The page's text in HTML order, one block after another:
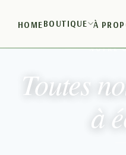
HOMEBOUTIQUE À
NOTRE
Toutes
à